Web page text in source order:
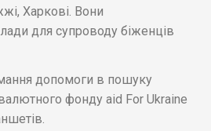
Харкові. Вони
для супроводу біженців
допомоги в пошуку
фонду aid For Ukraine